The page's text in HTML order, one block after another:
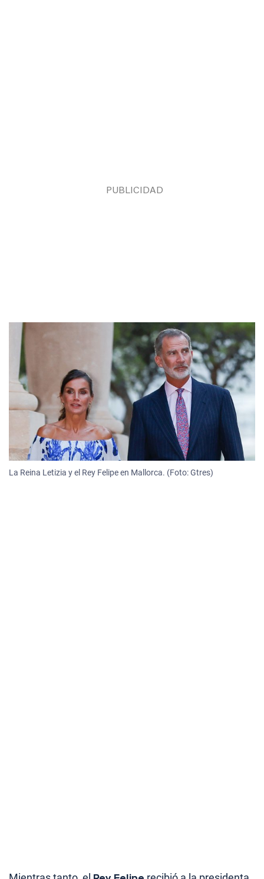
La Reina Letizia y el Rey Felipe en Mallorca. (Foto: Gtres)